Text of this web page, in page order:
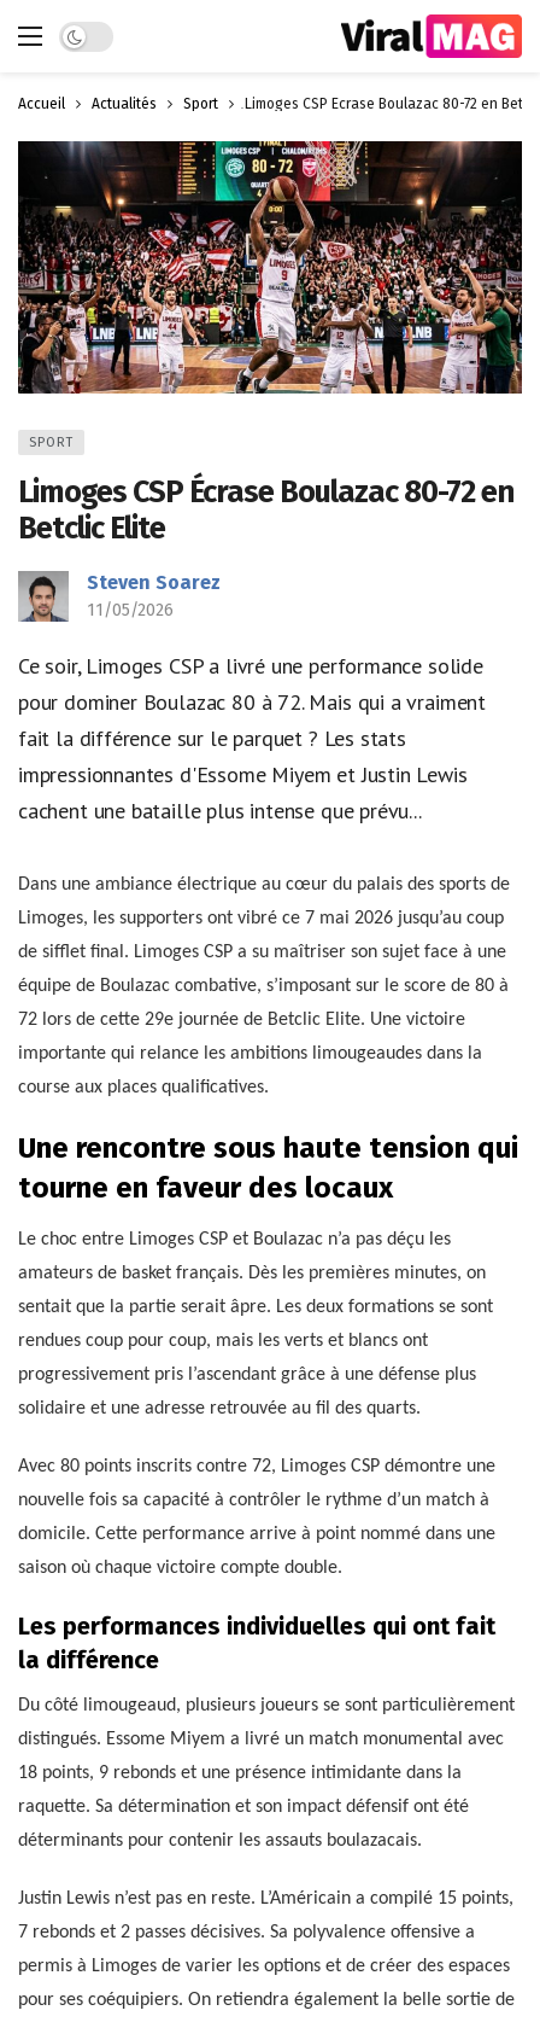
Dark mode
Accueil Actualités Sport Limoges CSP Écrase Boulazac 80-72 en
SPORT
Limoges CSP Écrase Boulazac 80-72 en
Betclic Elite
Steven Soarez
11/05/2026
Ce soir, Limoges CSP a livré une performance solide
pour dominer Boulazac 80 à 72. Mais qui a vraiment
fait la différence sur le parquet ? Les stats
impressionnantes d'Essome Miyem et Justin Lewis
cachent une bataille plus intense que prévu...
Dans une ambiance électrique au cœur du palais des sports de
Limoges, les supporters ont vibré ce 7 mai 2026 jusqu’au coup
de sifflet final. Limoges CSP a su maîtriser son sujet face à une
équipe de Boulazac combative, s’imposant sur le score de 80 à
72 lors de cette 29e journée de Betclic Elite. Une victoire
importante qui relance les ambitions limougeaudes dans la
course aux places qualificatives.
Une rencontre sous haute tension qui
tourne en faveur des locaux
Le choc entre Limoges CSP et Boulazac n’a pas déçu les
amateurs de basket français. Dès les premières minutes, on
sentait que la partie serait âpre. Les deux formations se sont
rendues coup pour coup, mais les verts et blancs ont
progressivement pris l’ascendant grâce à une défense plus
solidaire et une adresse retrouvée au fil des quarts.
Avec 80 points inscrits contre 72, Limoges CSP démontre une
nouvelle fois sa capacité à contrôler le rythme d’un match à
domicile. Cette performance arrive à point nommé dans une
saison où chaque victoire compte double.
Les performances individuelles qui ont fait
la différence
Du côté limougeaud, plusieurs joueurs se sont particulièrement
distingués. Essome Miyem a livré un match monumental avec
18 points, 9 rebonds et une présence intimidante dans la
raquette. Sa détermination et son impact défensif ont été
déterminants pour contenir les assauts boulazacais.
Justin Lewis n’est pas en reste. L’Américain a compilé 15 points,
7 rebonds et 2 passes décisives. Sa polyvalence offensive a
permis à Limoges de varier les options et de créer des espaces
pour ses coéquipiers. On retiendra également la belle sortie de